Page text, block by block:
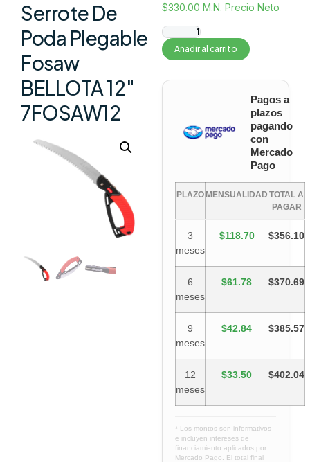
Serrote De
Poda Plegable
Fosaw
BELLOTA 12″
7FOSAW12
$330.00 M.N. Precio Neto
Añadir al carrito
Pagos a
plazos
pagando
con
Mercado
Pago
PLAZO MENSUALIDAD TOTAL A
PAGAR
3
meses
$118.70 $356.10
6
meses
$61.78 $370.69
9
meses
$42.84 $385.57
12
meses
$33.50 $402.04
* Los montos son informativos
e incluyen intereses de
financiamiento aplicados por
Mercado Pago. El total final